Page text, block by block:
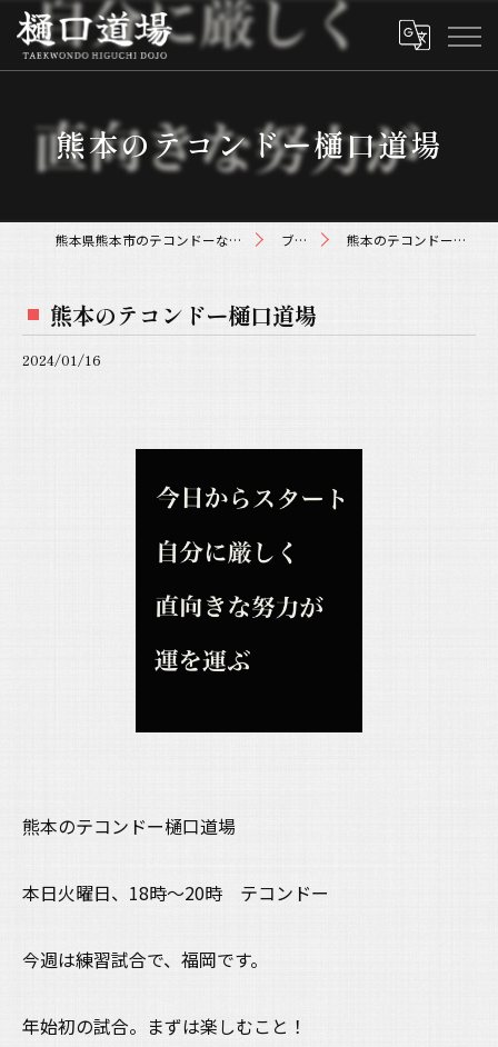
熊本のテコンドー樋口道場
熊本県熊本市のテコンドーなら樋口道場 ブログ 熊本のテコンドー樋口道場
熊本のテコンドー樋口道場
2024/01/16
熊本のテコンドー樋口道場
本日火曜日、18時〜20時 テコンドー
今週は練習試合で、福岡です。
年始初の試合。まずは楽しむこと！